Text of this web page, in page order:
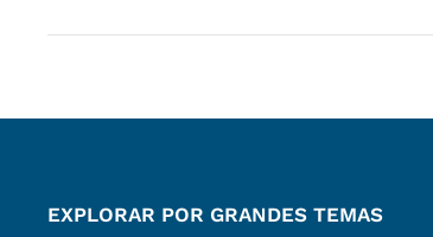
EXPLORAR POR GRANDES TEMAS